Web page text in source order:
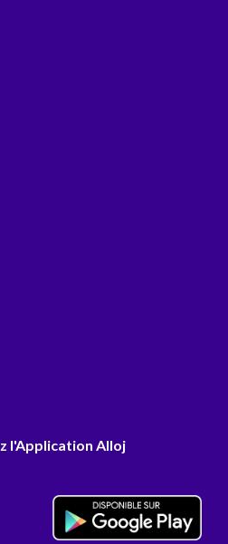
l'Application Alloj